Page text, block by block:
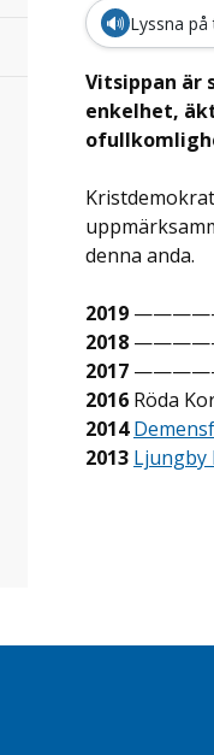
🔊 Lyssna på
Vitsippan är
enkelhet,
denna anda.
2019
2018
2017
2016 Röda
2014
2013 Ljungby